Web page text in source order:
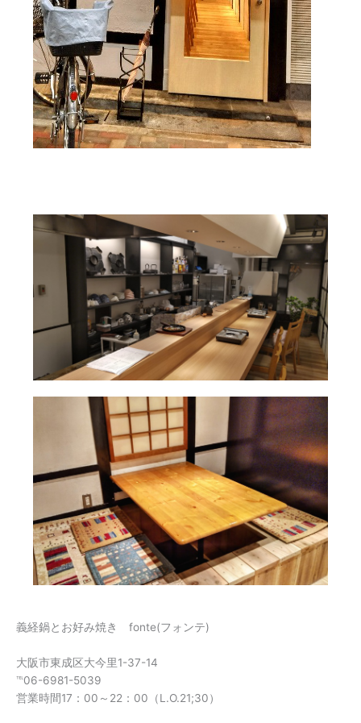
義経鍋とお好み焼き fonte(フォンテ)
大阪市東成区大今里1-37-14
℡06-6981-5039
営業時間17：00～22：00（L.O.21;30）